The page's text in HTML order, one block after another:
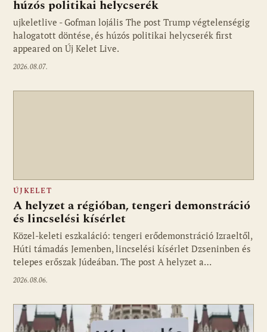
Fotó: ujkelet.live
húzós politikai helycserék
ujkeletlive - Gofman lojális The post Trump végtelenségig
halogatott döntése, és húzós politikai helycserék first
appeared on Új Kelet Live.
2026.08.07.
ÚJKELET
A helyzet a régióban, tengeri demonstráció
és lincselési kísérlet
Közel-keleti eszkaláció: tengeri erődemonstráció Izraeltől,
Húti támadás Jemenben, lincselési kísérlet Dzseninben és
telepes erőszak Júdeában. The post A helyzet a…
2026.08.06.